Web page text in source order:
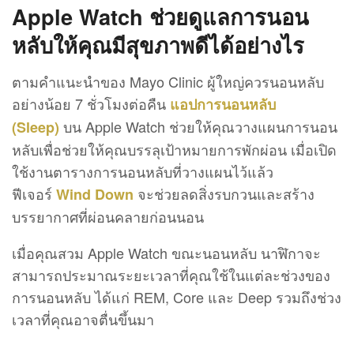
Apple Watch ช่วยดูแลการนอน
หลับให้คุณมีสุขภาพดีได้อย่างไร
ตามคำแนะนำของ Mayo Clinic ผู้ใหญ่ควรนอนหลับ
อย่างน้อย 7 ชั่วโมงต่อคืน แอปการนอนหลับ
(Sleep) บน Apple Watch ช่วยให้คุณวางแผนการนอน
หลับเพื่อช่วยให้คุณบรรลุเป้าหมายการพักผ่อน เมื่อเปิด
ใช้งานตารางการนอนหลับที่วางแผนไว้แล้ว
ฟีเจอร์ Wind Down จะช่วยลดสิ่งรบกวนและสร้าง
บรรยากาศที่ผ่อนคลายก่อนนอน
เมื่อคุณสวม Apple Watch ขณะนอนหลับ นาฬิกาจะ
สามารถประมาณระยะเวลาที่คุณใช้ในแต่ละช่วงของ
การนอนหลับ ได้แก่ REM, Core และ Deep รวมถึงช่วง
เวลาที่คุณอาจตื่นขึ้นมา